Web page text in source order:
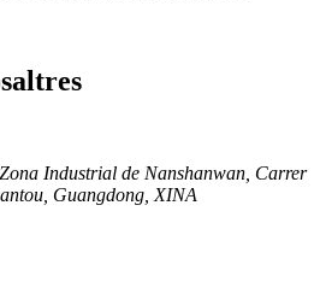
Industrial de Nanshanwan, Carrer
Guangdong, XINA